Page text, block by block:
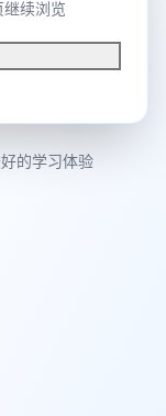
的学习体验